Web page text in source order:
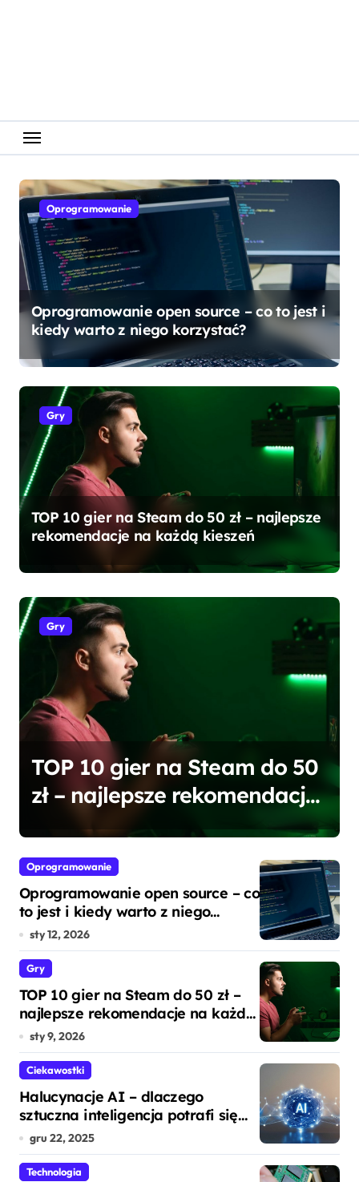
Oprogramowanie
Oprogramowanie open source – co to jest i
kiedy warto z niego korzystać?
Gry
TOP 10 gier na Steam do 50 zł – najlepsze
rekomendacje na każdą kieszeń
Ciekawostki
Halucynacje AI – dlaczego
sztuczna inteligencja potrafi
się mylić?
Oprogramowanie
Oprogramowanie open source – co
to jest i kiedy warto z niego
korzystać?
sty 12, 2026
Gry
TOP 10 gier na Steam do 50 zł –
najlepsze rekomendacje na każdą
kieszeń
sty 9, 2026
Ciekawostki
Halucynacje AI – dlaczego
sztuczna inteligencja potrafi się
mylić?
gru 22, 2025
Technologia